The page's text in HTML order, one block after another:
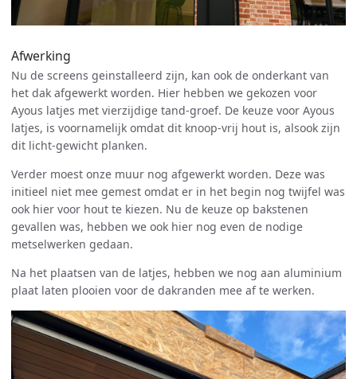
Afwerking
Nu de screens geinstalleerd zijn, kan ook de onderkant van
het dak afgewerkt worden. Hier hebben we gekozen voor
Ayous latjes met vierzijdige tand-groef. De keuze voor Ayous
latjes, is voornamelijk omdat dit knoop-vrij hout is, alsook zijn
dit licht-gewicht planken.
Verder moest onze muur nog afgewerkt worden. Deze was
initieel niet mee gemest omdat er in het begin nog twijfel was
ook hier voor hout te kiezen. Nu de keuze op bakstenen
gevallen was, hebben we ook hier nog even de nodige
metselwerken gedaan.
Na het plaatsen van de latjes, hebben we nog aan aluminium
plaat laten plooien voor de dakranden mee af te werken.